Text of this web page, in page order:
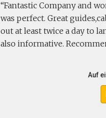
Fantastic Company and
was perfect. Great
out at least twice a day to
also informative.
Auf